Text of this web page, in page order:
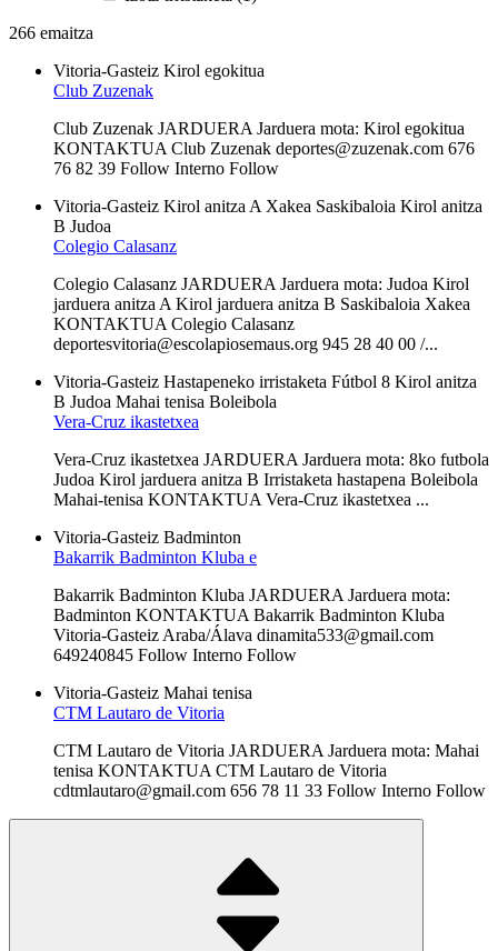
266 emaitza
Vitoria-Gasteiz Kirol egokitua
Club Zuzenak
Club Zuzenak JARDUERA Jarduera mota: Kirol egokitua
KONTAKTUA Club Zuzenak deportes@zuzenak.com 676
76 82 39 Follow Interno Follow
Vitoria-Gasteiz Kirol anitza A Xakea Saskibaloia Kirol anitza
B Judoa
Colegio Calasanz
Colegio Calasanz JARDUERA Jarduera mota: Judoa Kirol
jarduera anitza A Kirol jarduera anitza B Saskibaloia Xakea
KONTAKTUA Colegio Calasanz
deportesvitoria@escolapiosemaus.org 945 28 40 00 /...
Vitoria-Gasteiz Hastapeneko irristaketa Fútbol 8 Kirol anitza
B Judoa Mahai tenisa Boleibola
Vera-Cruz ikastetxea
Vera-Cruz ikastetxea JARDUERA Jarduera mota: 8ko futbola
Judoa Kirol jarduera anitza B Irristaketa hastapena Boleibola
Mahai-tenisa KONTAKTUA Vera-Cruz ikastetxea ...
Vitoria-Gasteiz Badminton
Bakarrik Badminton Kluba e
Bakarrik Badminton Kluba JARDUERA Jarduera mota:
Badminton KONTAKTUA Bakarrik Badminton Kluba
Vitoria-Gasteiz Araba/Álava dinamita533@gmail.com
649240845 Follow Interno Follow
Vitoria-Gasteiz Mahai tenisa
CTM Lautaro de Vitoria
CTM Lautaro de Vitoria JARDUERA Jarduera mota: Mahai
tenisa KONTAKTUA CTM Lautaro de Vitoria
cdtmlautaro@gmail.com 656 78 11 33 Follow Interno Follow